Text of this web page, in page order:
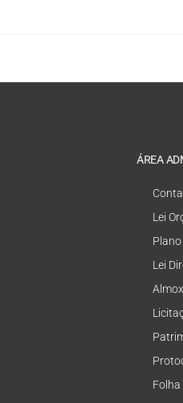
ÁREA
Lei
Lei
Folha